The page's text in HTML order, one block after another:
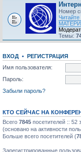
Номер
Темы:
ВХОД • РЕГИСТРАЦИЯ
Имя пользователя:
Пароль:
Забыли пароль?
КТО СЕЙЧАС НА
Всего 7845 посетителей :: 52
(основано на активности
Больше всего посетителей (
Зарегистрированные